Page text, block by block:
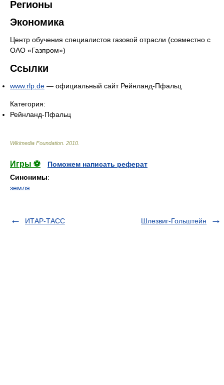
Регионы
Экономика
Центр обучения специалистов газовой отрасли (совместно с
ОАО «Газпром»)
Ссылки
www.rlp.de — официальный сайт Рейнланд-Пфальц
Категория:
Рейнланд-Пфальц
Wikimedia Foundation 2010
Игры ⚽
Поможем написать реферат
Синонимы:
земля
ИТАР-ТАСС Шлезвиг-Гольштейн